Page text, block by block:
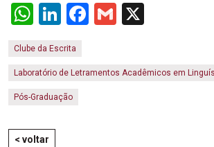
WhatsApp
LinkedIn
Facebook
Gmail
Clube da Escrita
Laboratório de Letramentos Acadêmicos em
Pós-Graduação
< voltar